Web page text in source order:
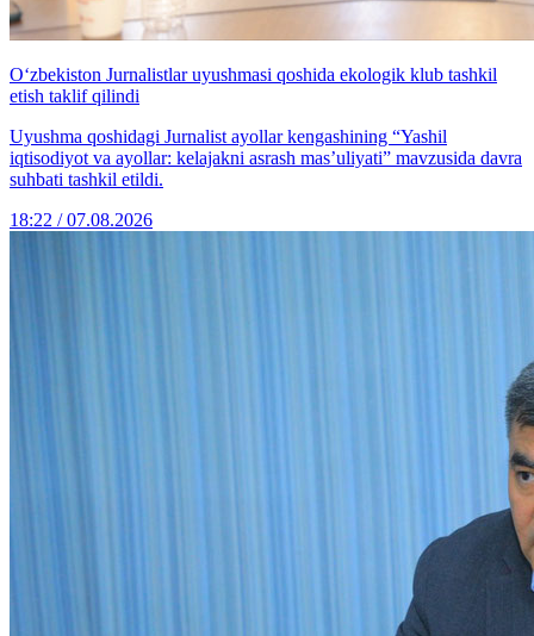
O‘zbekiston Jurnalistlar uyushmasi qoshida ekologik klub tashkil
etish taklif qilindi
Uyushma qoshidagi Jurnalist ayollar kengashining “Yashil
iqtisodiyot va ayollar: kelajakni asrash mas’uliyati” mavzusida davra
suhbati tashkil etildi.
18:22 / 07.08.2026